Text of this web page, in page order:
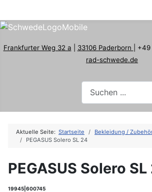
Frankfurter Weg 32 a 33106 Paderborn |
rad-schwede.de
Aktuelle Seite: Startseite
Bekleidung /
PEGASUS Solero SL 24
PEGASUS Solero
19945|600745